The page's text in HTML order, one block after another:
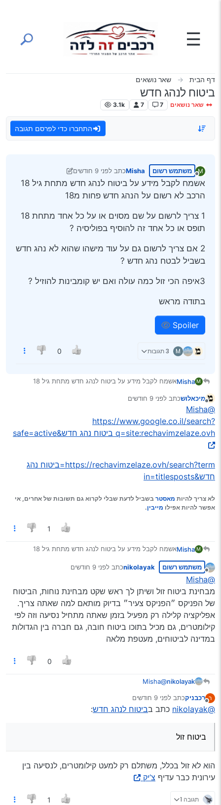
☰
דף הבית שאר נושאים
ביטוח לנהג חדש
שאר נושאים 7
7
3.1k
התחברו כדי לפרסם תגובה
M
מנותק
משתמש רשום Mishaכתב לפני 9 חודשים
נערך לאחרונה על ידי Misha
אשמח לקבל מידע על ביטוח לנהג חדש מתחת גיל 18
הרכב לא רשום על הנהג חדש פחות מ18
1 צריך לרשום על שם מסוים או על כל אחד מתחת 18
תופס או כל אחד זה להוסיף בפוליסיה ?
2 אם צריך לרשום גם על עוד מישהו שהוא לא נהג חדש
בשביל לבטח נהג חדש ?
3איפה הכי זול כמה עולה ואם יש קומבינות להוזיל ?
בתודה מראש
Spoiler
M 3 תגובות 0
M
Mishaאשמח לקבל מידע על ביטוח לנהג חדש מתחת גיל 18
2 אם צריך לרשום גם על עוד מישהו שהוא לא נהג חדש בשביל
לבטח נהג חדש ?
3איפה הכי זול כמה עולה ואם יש קומבינות להוזיל ?
Spoiler
מנותק
מיכאלושכתב לפני 9 חודשים
נערך לאחרונה על ידי
@Misha
https://www.google.co.il/search?
q=site:rechavimzelaze.ovh ביטוח נהג חדש&safe=active
https://rechavimzelaze.ovh/search?term=ביטוח נהג
חדש&in=titlesposts
לא צריך להיות מאסטר בשביל לדעת שבלי לקרוא גם תשובות של אחרים, אי
אפשר להיות אפילו מייבין.
1
M
Mishaאשמח לקבל מידע על ביטוח לנהג חדש מתחת גיל 18
2 אם צריך לרשום גם על עוד מישהו שהוא לא נהג חדש בשביל
לבטח נהג חדש ?
בתודה מראש
מנותק
משתמש רשום nikolayakכתב לפני 9 חודשים
נערך לאחרונה על ידי
@Misha
מבחינת ביטוח זול ושיתן לך ראש שקט מבחינת נוחות, הביטוח
של הפניקס ״הפניקס צעיר״ בדיוק מותאם למה שאתה צריך.
אפליקציה קלילה רק מפעיל בזמן שאתה מתחיל נסיעה וזה לפי
קילומטרים, גם מכיל בתוכו ביטוח חובה, גם חברה בין הגדולות
במדינה לביטוחים, מעטפת מלאה
0
nikolayak
@Misha
הביטוח של הפניקס ״הפניקס צעיר״ בדיוק מותאם למה
שאתה צריך.
ר
מנותק
רכבניקכתב לפני 9 חודשים
נערך לאחרונה על ידי
@nikolayak כתב בביטוח לנהג חדש:
ביטוח זול
הוא לא זול בכלל, משתלם רק למעט קילומטרים, לנסיעה בין
עירונית כבר עדיף צ’יק
תגובה 1 1